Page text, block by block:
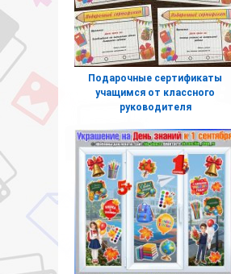
Подарочные сертификаты
учащимся от классного
руководителя